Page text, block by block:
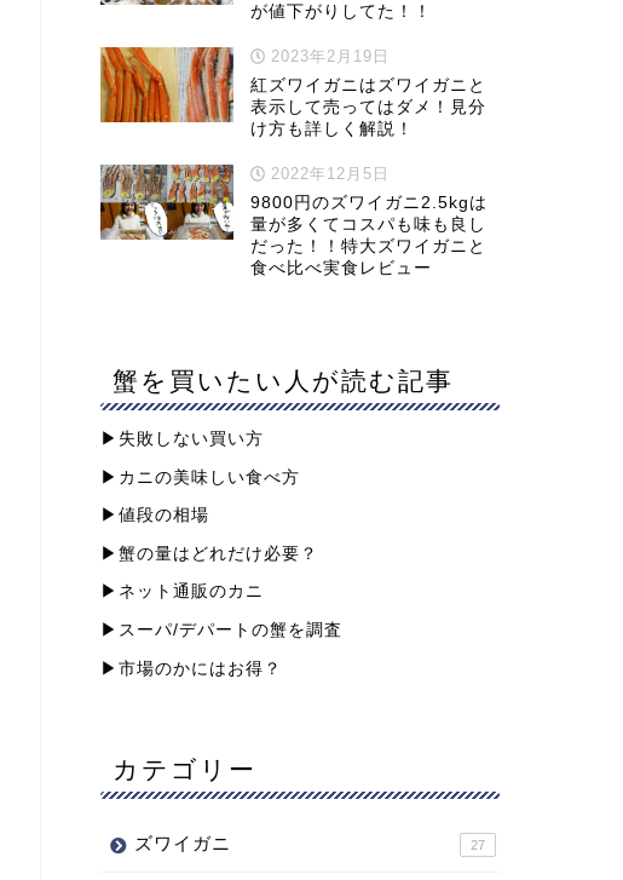
が値下がりしてた！！
2023年2月19日
紅ズワイガニはズワイガニと
表示して売ってはダメ！見分
け方も詳しく解説！
2022年12月5日
9800円のズワイガニ2.5kgは
量が多くてコスパも味も良し
だった！！特大ズワイガニと
食べ比べ実食レビュー
蟹を買いたい人が読む記事
▶︎失敗しない買い方
▶︎カニの美味しい食べ方
▶︎値段の相場
▶︎蟹の量はどれだけ必要？
▶︎ネット通販のカニ
▶︎スーパ/デパートの蟹を調査
▶︎市場のかにはお得？
カテゴリー
ズワイガニ 27